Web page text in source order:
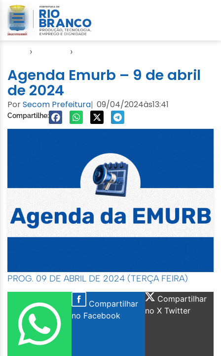
› ›
Agenda Emurb – 9 de abril
de 2024
PorSecom Prefeitura| 09/04/2024às13:41
Compartilhe:
PROG. 09 DE ABRIL DE 2024 (TERÇA FEIRA)
Compartilhar
no Facebook
Compartilhar
no X Twitter